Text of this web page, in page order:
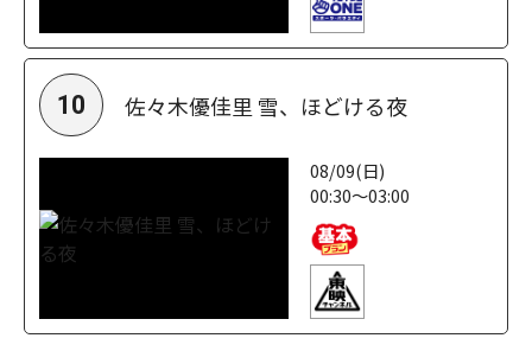
10 佐々木優佳里 雪、ほどける夜
08/09(日)
00:30～03:00